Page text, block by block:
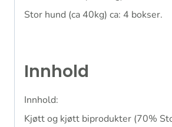
Stor hund (ca 40kg) ca: 4 bokser.
Innhold
Innhold:
Kjøtt og kjøtt biprodukter (70%